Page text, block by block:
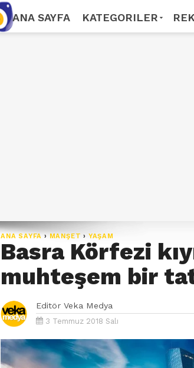
ANA SAYFA KATEGORILER
ANA SAYFA › MANŞET › YAŞAM
Basra Körfezi
muhteşem bir
Editör Veka Medya
3 Temmuz 2018 Salı